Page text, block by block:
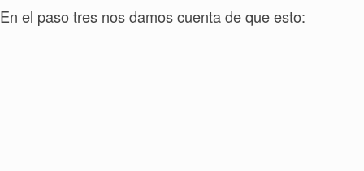
En el paso tres nos damos cuenta de que esto: